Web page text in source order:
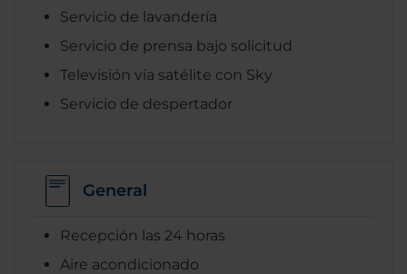
Servicio de lavandería
Servicio de prensa bajo solicitud
Televisión vía satélite con Sky
Servicio de despertador
General
Recepción las 24 horas
Aire acondicionado